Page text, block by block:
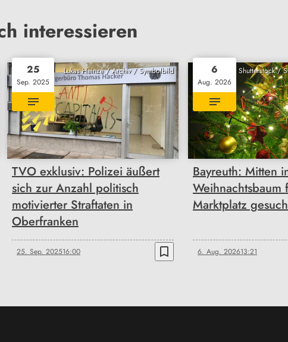
interessieren
Lukas Heinze / Archiv / Symbolbild
25
Sep. 2025
TVO exklusiv: Polizei äußert
sich zur Anzahl politisch
motivierter Straftaten in
Oberfranken
25. Sep. 202516:00 bookmark_border
Shutterstock /
6
Aug. 2026
Bayreuth: Mitten
Weihnachtsbaum
Marktplatz
6. Aug. 202613:21